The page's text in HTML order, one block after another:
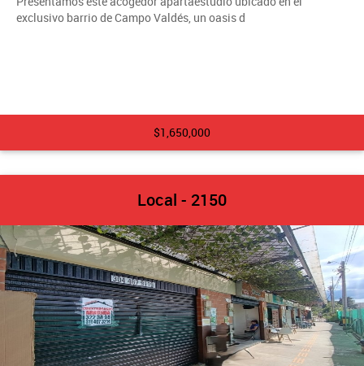
exclusivo barrio de Campo Valdés, un oasis d
$1,650,000
Local - 2150